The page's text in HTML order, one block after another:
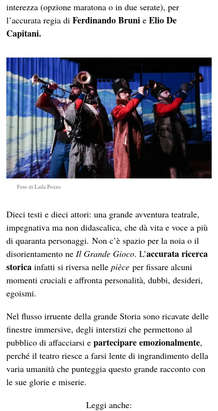
interezza (opzione maratona o in due serate), per
l’accurata regia diFerdinando Bruni eElio De
Capitani.
Foto di Laila Pozzo
Dieci testi e dieci attori: una grande avventura teatrale,
impegnativa ma non didascalica, che dà vita e voce a più
di quaranta personaggi. Non c’è spazio per la noia o il
disorientamento ne Il Grande Gioco. L’accurata ricerca
storicainfatti si riversa nellepièceper fissare alcuni
momenti cruciali e affronta personalità, dubbi, desideri,
egoismi.
Nel flusso irruente della grande Storia sono ricavate delle
finestre immersive, degli interstizi che permettono al
pubblico di affacciarsi epartecipare emozionalmente,
perché il teatro riesce a farsi lente di ingrandimento della
varia umanità che punteggia questo grande racconto con
le sue glorie e miserie.
Leggi anche: